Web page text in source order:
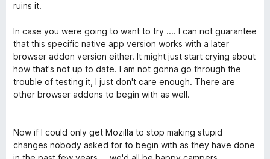
ruins it.
In case you were going to want to try .... I can not guarantee
that this specific native app version works with a later
browser addon version either. It might just start crying about
how that's not up to date. I am not gonna go through the
trouble of testing it, I just don't care enough. There are
other browser addons to begin with as well.
Now if I could only get Mozilla to stop making stupid
changes nobody asked for to begin with as they have done